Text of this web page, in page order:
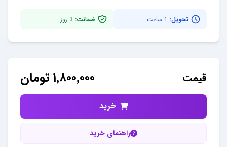
تحویل: 1 ساعت ضمانت: 3 روز
قیمت ۱٬۸۰۰٬۰۰۰ تومان
خرید
راهنمای خرید